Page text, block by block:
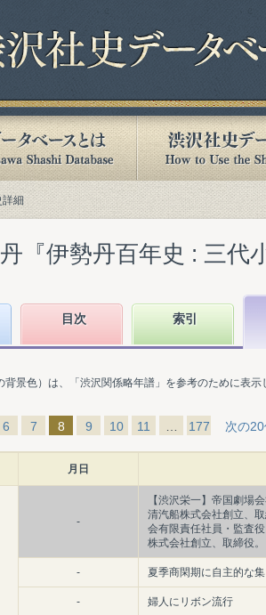
詳細
『伊勢丹百年史 : 三代
目次 索引
背景色）は、「渋沢関係略年譜」を参考のために表
6 7 8 9 10 11 177 次の
月日
-
【渋沢栄一】帝国劇場
清汽船株式会社創立、
会有限責任社員・監査
株式会社創立、取締役
- 夏季商閑期に自主的な
- 婦人にリボン流行